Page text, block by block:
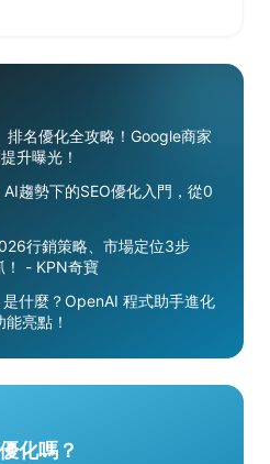
排名優化全攻略！Google商家
升曝光！
趨勢下的SEO優化入門，從0
行銷策略、市場定位3步
！ - KPN奇寶
什麼？OpenAI 程式助手進化
亮點！
化嗎？